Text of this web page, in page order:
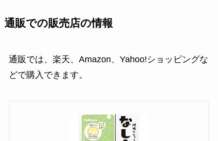
通販での販売店の情報
通販では、楽天、Amazon、Yahoo!ショッピングな
どで購入できます。